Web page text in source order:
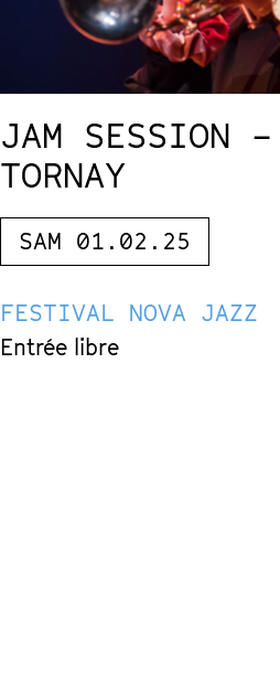
JAM SESSION
TORNAY
SAM 01.02.25
FESTIVAL NOVA JAZZ
Entrée libre